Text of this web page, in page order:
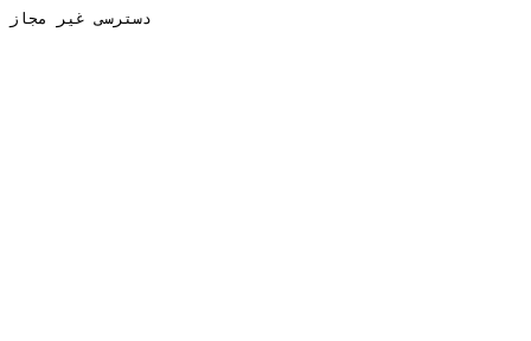
دسترسی غیر مجاز